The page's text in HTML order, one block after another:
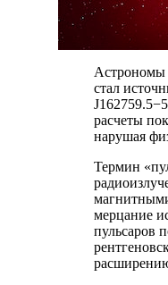
Астрономы
стал
расчеты
нарушая
Термин
мерцание
пульсаров